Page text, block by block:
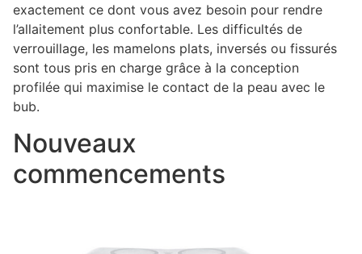
exactement ce dont vous avez besoin pour rendre
l’allaitement plus confortable. Les difficultés de
verrouillage, les mamelons plats, inversés ou fissurés
sont tous pris en charge grâce à la conception
profilée qui maximise le contact de la peau avec le
bub.
Nouveaux
commencements